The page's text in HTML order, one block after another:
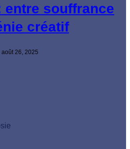
entre souffrance
créatif
août 26, 2025